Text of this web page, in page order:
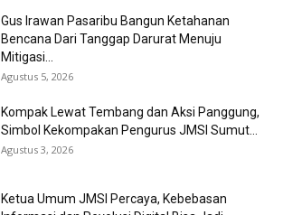
Gus Irawan Pasaribu Bangun Ketahanan
Bencana Dari Tanggap Darurat Menuju
Mitigasi...
Agustus 5, 2026
Kompak Lewat Tembang dan Aksi Panggung,
Simbol Kekompakan Pengurus JMSI Sumut...
Agustus 3, 2026
Ketua Umum JMSI Percaya, Kebebasan